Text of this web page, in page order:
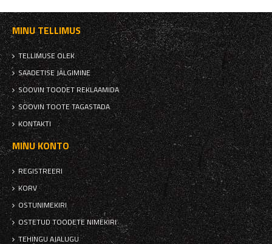
MINU TELLIMUS
TELLIMUSE OLEK
SAADETISE JÄLGIMINE
SOOVIN TOODET REKLAAMIDA
SOOVIN TOOTE TAGASTADA
KONTAKTI
MINU KONTO
REGISTREERI
KORV
OSTUNIMEKIRI
OSTETUD TOODETE NIMEKIRI
TEHINGU AJALUGU